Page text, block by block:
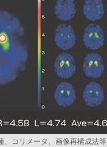
、コリメータ、画像再構成法